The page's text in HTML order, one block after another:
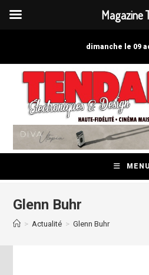
dimanche le 09
MENU
Glenn Buhr
> Actualité > Glenn Buhr
Magazine